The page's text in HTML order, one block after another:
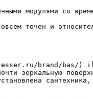
модулями со
точен и
brand/bas/) ilea
зеркальную